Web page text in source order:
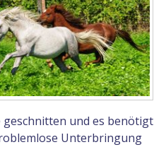
geschnitten und es benötigt
Unterbringung